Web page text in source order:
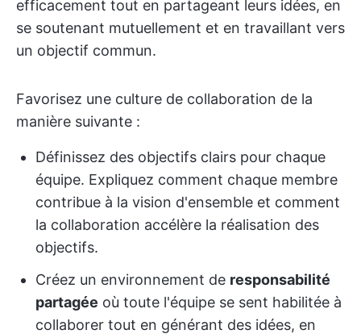
efficacement tout en partageant leurs idées, en
se soutenant mutuellement et en travaillant vers
un objectif commun.
Favorisez une culture de collaboration de la
manière suivante :
Définissez des objectifs clairs pour chaque
équipe. Expliquez comment chaque membre
contribue à la vision d'ensemble et comment
la collaboration accélère la réalisation des
objectifs.
Créez un environnement de responsabilité
partagée où toute l'équipe se sent habilitée à
collaborer tout en générant des idées, en